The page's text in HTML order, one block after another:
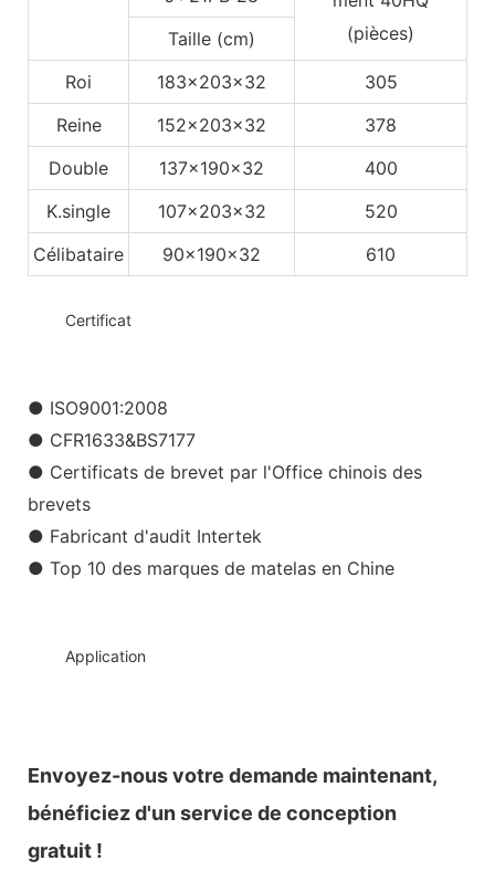
(pièces)
Taille (cm)
Roi
183x203x32
305
Reine
152x203x32
378
Double
137x190x32
400
K.single
107x203x32
520
Célibataire
90x190x32 610
Certificat
● ISO9001:2008
● CFR1633&BS7177
● Certificats de brevet par l'Office chinois des
brevets
● Fabricant d'audit Intertek
● Top 10 des marques de matelas en Chine
Application
Envoyez-nous votre demande maintenant,
bénéficiez d'un service de conception
gratuit !